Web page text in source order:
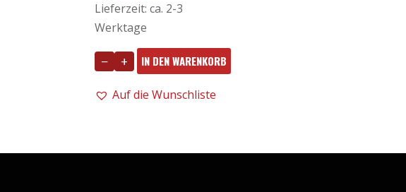
Lieferzeit: ca. 2-3
Werktage
−
Tenuta
Dell'
+ IN DEN WARENKORB
Auf die Wunschliste